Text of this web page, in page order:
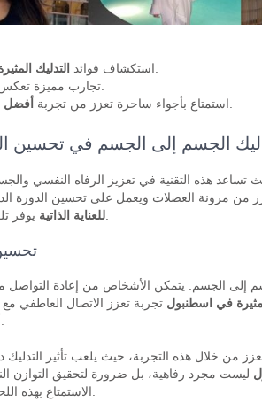
استكشاف فوائد التدليك
استمتاع بأجواء ساحرة تعزز من تجربة أفضل
الجسم إلى الجسم في تحسين
تساعد هذه التقنية في تعزيز الرفاه النفسي
من مرونة العضلات ويعمل على تحسين الدورة
للعناية الذاتيةيوفر تلك اللحظات التي نحتاجها للاسترخاء.
إلى الجسم. يتمكن الأشخاص من إعادة
في اسطنبول تجربة تعزز الاتصال العاطفي
أن التجارب تختلف من شخص لآخر.
من خلال هذه التجربة، حيث يلعب تأثير التدليك
ليست مجرد رفاهية، بل ضرورة لتحقيق التوازن
الاستمتاع بهذه اللحظات الرائعة لتهدئة عقلك وجسدك.